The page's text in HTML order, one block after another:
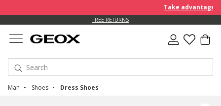
Take advantage
FREE RETURNS
Man Shoes Dress Shoes